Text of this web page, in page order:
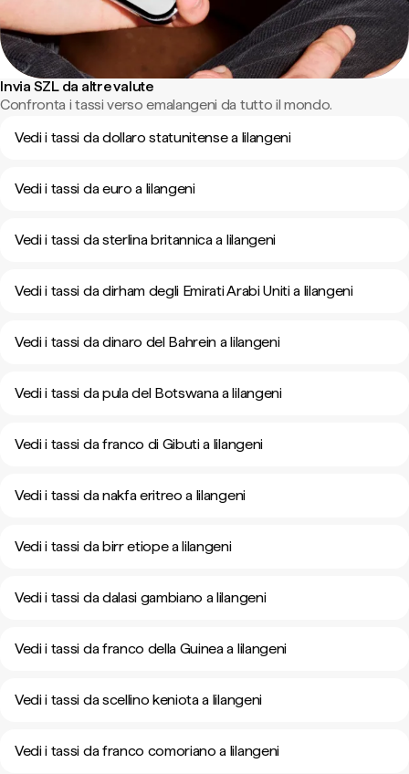
Invia SZL da altre valute
Confronta i tassi verso emalangeni da tutto il mondo.
Vedi i tassi da dollaro statunitense a lilangeni
Vedi i tassi da euro a lilangeni
Vedi i tassi da sterlina britannica a lilangeni
Vedi i tassi da dirham degli Emirati Arabi Uniti a lilangeni
Vedi i tassi da dinaro del Bahrein a lilangeni
Vedi i tassi da pula del Botswana a lilangeni
Vedi i tassi da franco di Gibuti a lilangeni
Vedi i tassi da nakfa eritreo a lilangeni
Vedi i tassi da birr etiope a lilangeni
Vedi i tassi da dalasi gambiano a lilangeni
Vedi i tassi da franco della Guinea a lilangeni
Vedi i tassi da scellino keniota a lilangeni
Vedi i tassi da franco comoriano a lilangeni